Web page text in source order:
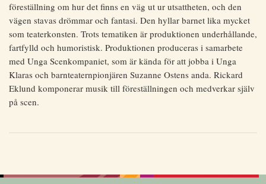
föreställning om hur det finns en väg ut ur utsattheten, och den
vägen stavas drömmar och fantasi. Den hyllar barnet lika mycket
som teaterkonsten. Trots tematiken är produktionen underhållande,
fartfylld och humoristisk. Produktionen produceras i samarbete
med Unga Scenkompaniet, som är kända för att jobba i Unga
Klaras och barnteaternpionjären Suzanne Ostens anda. Rickard
Eklund komponerar musik till föreställningen och medverkar själv
på scen.